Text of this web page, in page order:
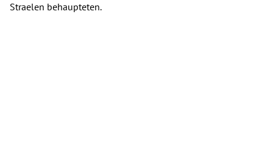
Straelen behaupteten.